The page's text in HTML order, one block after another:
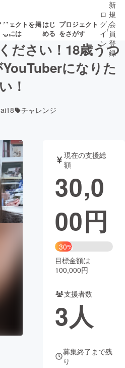
ジェクトを掲
るには
はじ
める
プロジェクト
をさがす
プロ
ジェット
書籍・雑誌
チャレンジ
活性化
Good
CAMPFIRE Creation
税
コミュニティ
ロ
グ
イ
ン
/
新
規
会
員
登
録
ださい！18歳うつ
になりた
い！
チャレンジ
現在の支援総
額
30,0
00円
30%
目標金額は
100,000円
支援者数
3人
募集終了まで残
り